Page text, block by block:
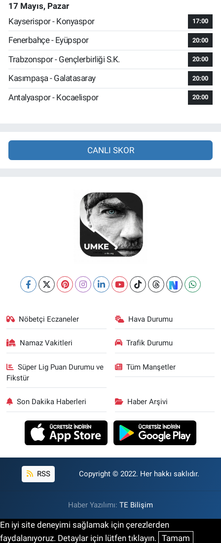
17 Mayıs, Pazar
Kayserispor - Konyaspor
17:00
Fenerbahçe - Eyüpspor 20:00
Trabzonspor - Gençlerbirliği S.K. 20:00
Kasımpaşa - Galatasaray 20:00
Antalyaspor - Kocaelispor 20:00
CANLI SKOR
Nöbetçi Eczaneler Hava Durumu
Namaz Vakitleri Trafik Durumu
Süper Lig Puan Durumu ve
Fikstür
Tüm Manşetler
Son Dakika Haberleri Haber Arşivi
RSS Copyright © 2022. Her hakkı saklıdır.
Haber Yazılımı: TE Bilişim
En iyi site deneyimi sağlamak için çerezlerden
faydalanıyoruz. Detaylar için lütfen tıklayın. Tamam